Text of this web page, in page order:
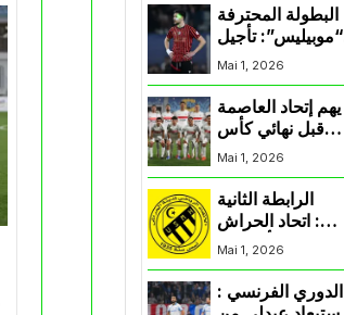
البطولة المحترفة
“موبيليس”: تأجيل
مباراة إتحاد
العاصمة وأتلتيك
بارادو
Mai 1, 2026
يهم إتحاد العاصمة
قبل نهائي كأس
اكاف : الزمالك
يسقط بثلاثية أمام
Mai 1, 2026
الرابطة الثانية
: اتحاد الحراش
يحسم التأهل إلى
“البلاي أوف”
Mai 1, 2026
الدوري الفرنسي :